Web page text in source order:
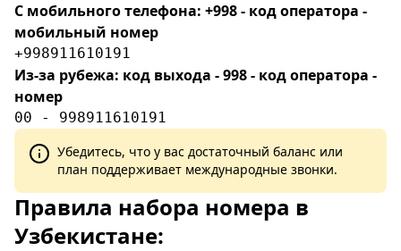
С мобильного телефона: +998 - код оператора -
мобильный номер
+998911610191
Из-за рубежа: код выхода - 998 - код оператора -
номер
00 - 998911610191
Убедитесь, что у вас достаточный баланс или
план поддерживает международные звонки.
Правила набора номера в
Узбекистане: